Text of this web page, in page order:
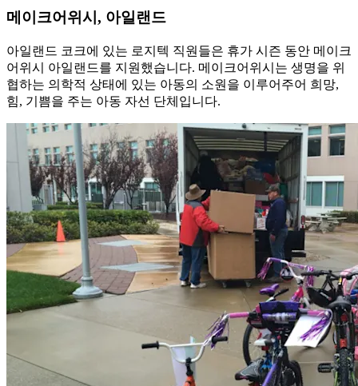
메이크어위시, 아일랜드
아일랜드 코크에 있는 로지텍 직원들은 휴가 시즌 동안 메이크
어위시 아일랜드를 지원했습니다. 메이크어위시는 생명을 위
협하는 의학적 상태에 있는 아동의 소원을 이루어주어 희망,
힘, 기쁨을 주는 아동 자선 단체입니다.